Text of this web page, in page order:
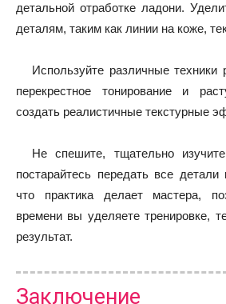
детальной отработке ладони.
деталям, таким как линии на коже,
Используйте различные техники
перекрестное тонирование и
создать реалистичные текстурные
Не спешите, тщательно
постарайтесь передать все
что практика делает мастера,
времени вы уделяете тренировке,
результат.
Заключение